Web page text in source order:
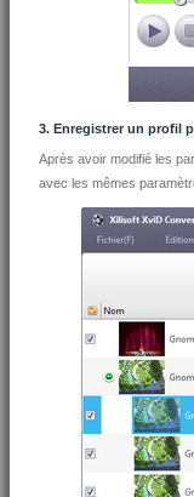
3. Enregistrer un profil
Après avoir modifié les
avec les mêmes